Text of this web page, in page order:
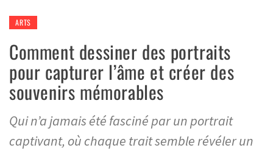
ARTS
Comment dessiner des portraits
pour capturer l’âme et créer des
souvenirs mémorables
Qui n’a jamais été fasciné par un portrait
captivant, où chaque trait semble révéler un